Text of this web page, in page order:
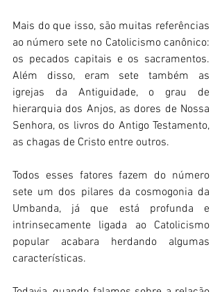
Mais do que isso, são muitas referências
ao número sete no Catolicismo canônico:
os pecados capitais e os sacramentos.
Além disso, eram sete também as
igrejas da Antiguidade, o grau de
hierarquia dos Anjos, as dores de Nossa
Senhora, os livros do Antigo Testamento,
as chagas de Cristo entre outros.
Todos esses fatores fazem do número
sete um dos pilares da cosmogonia da
Umbanda, já que está profunda e
intrinsecamente ligada ao Catolicismo
popular acabara herdando algumas
características.